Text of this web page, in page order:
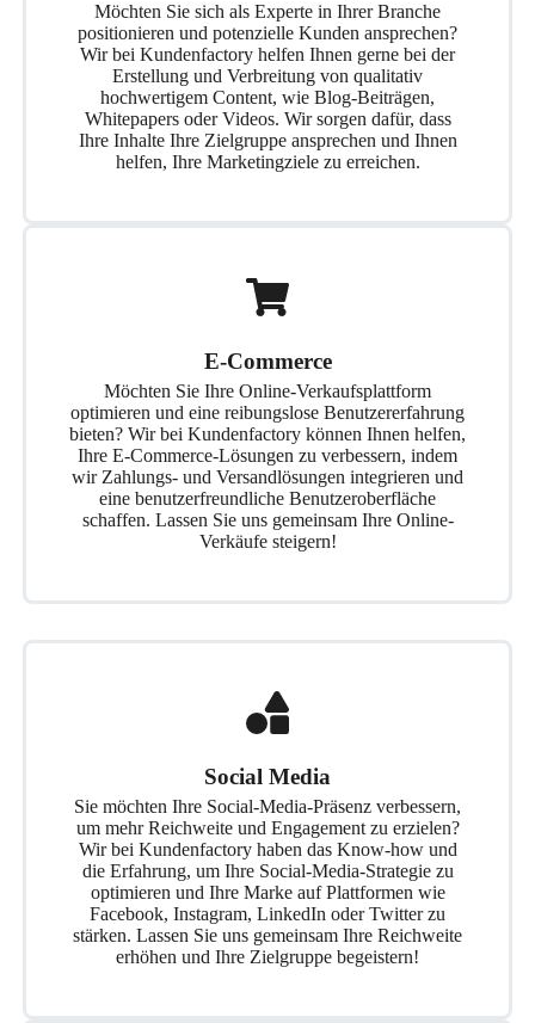
Möchten Sie sich als Experte in Ihrer Branche
positionieren und potenzielle Kunden ansprechen?
Wir bei Kundenfactory helfen Ihnen gerne bei der
Erstellung und Verbreitung von qualitativ
hochwertigem Content, wie Blog-Beiträgen,
Whitepapers oder Videos. Wir sorgen dafür, dass
Ihre Inhalte Ihre Zielgruppe ansprechen und Ihnen
helfen, Ihre Marketingziele zu erreichen.
E-Commerce
Möchten Sie Ihre Online-Verkaufsplattform
optimieren und eine reibungslose Benutzererfahrung
bieten? Wir bei Kundenfactory können Ihnen helfen,
Ihre E-Commerce-Lösungen zu verbessern, indem
wir Zahlungs- und Versandlösungen integrieren und
eine benutzerfreundliche Benutzeroberfläche
schaffen. Lassen Sie uns gemeinsam Ihre Online-
Verkäufe steigern!
Social Media
Sie möchten Ihre Social-Media-Präsenz verbessern,
um mehr Reichweite und Engagement zu erzielen?
Wir bei Kundenfactory haben das Know-how und
die Erfahrung, um Ihre Social-Media-Strategie zu
optimieren und Ihre Marke auf Plattformen wie
Facebook, Instagram, LinkedIn oder Twitter zu
stärken. Lassen Sie uns gemeinsam Ihre Reichweite
erhöhen und Ihre Zielgruppe begeistern!